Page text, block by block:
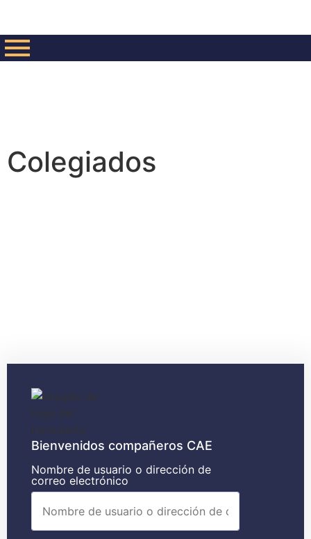
Colegiados
Bienvenidos compañeros CAE
Nombre de usuario o dirección de
correo electrónico